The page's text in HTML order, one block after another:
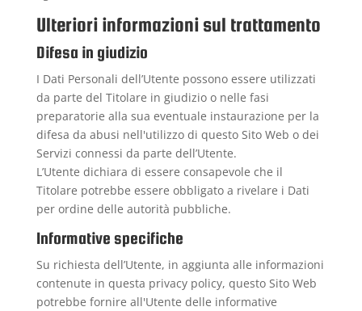
Ulteriori informazioni sul trattamento
Difesa in giudizio
I Dati Personali dell’Utente possono essere utilizzati
da parte del Titolare in giudizio o nelle fasi
preparatorie alla sua eventuale instaurazione per la
difesa da abusi nell'utilizzo di questo Sito Web o dei
Servizi connessi da parte dell’Utente.
L’Utente dichiara di essere consapevole che il
Titolare potrebbe essere obbligato a rivelare i Dati
per ordine delle autorità pubbliche.
Informative specifiche
Su richiesta dell’Utente, in aggiunta alle informazioni
contenute in questa privacy policy, questo Sito Web
potrebbe fornire all'Utente delle informative